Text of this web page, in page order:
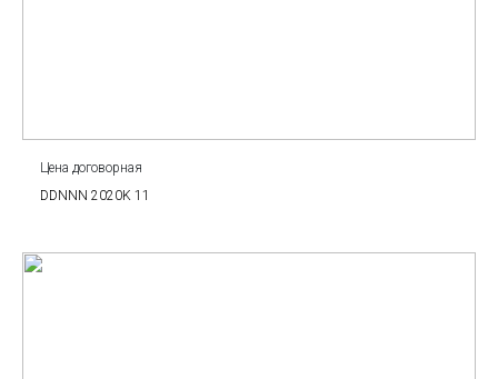
Цена договорная
DDNNN 2020K 11